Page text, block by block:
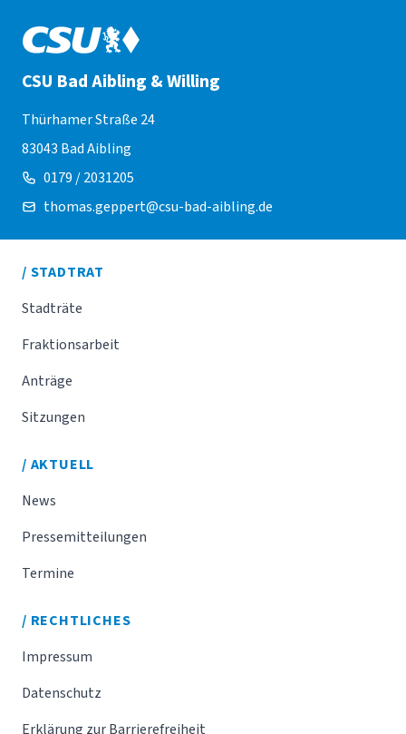
CSU Bad Aibling & Willing
Thürhamer Straße 24
83043 Bad Aibling
0179 / 2031205
thomas.geppert@csu-bad-aibling.de
/ STADTRAT
Stadträte
Fraktionsarbeit
Anträge
Sitzungen
/ AKTUELL
News
Pressemitteilungen
Termine
/ RECHTLICHES
Impressum
Datenschutz
Erklärung zur Barrierefreiheit